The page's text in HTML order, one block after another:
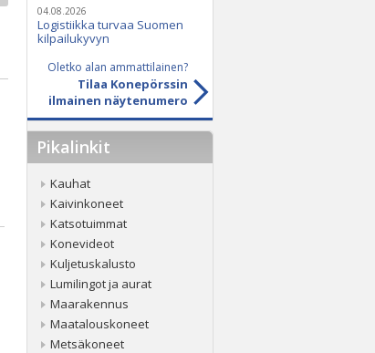
04.08.2026
Logistiikka turvaa Suomen
kilpailukyvyn
Oletko alan ammattilainen?
Tilaa Konepörssin
ilmainen näytenumero
Pikalinkit
Kauhat
Kaivinkoneet
Katsotuimmat
Konevideot
Kuljetuskalusto
Lumilingot ja aurat
Maarakennus
Maatalouskoneet
Metsäkoneet